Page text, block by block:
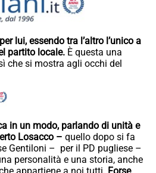
lui, essendo tra l’altro l’unico a
partito locale. È questa una
che si mostra agli occhi del
in un modo, parlando di unità e
Losacco – quello dopo si fa
Gentiloni – per il PD pugliese –
personalità e una storia, anche
appartiene a noi tutti. Forse